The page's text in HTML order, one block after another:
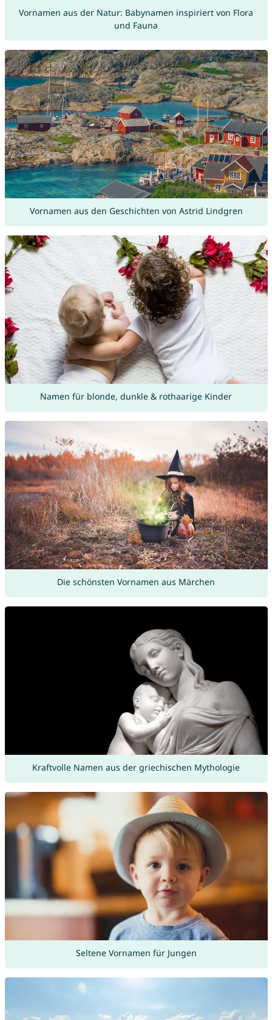
Vornamen aus der Natur: Babynamen inspiriert von Flora
und Fauna
Vornamen aus den Geschichten von Astrid Lindgren
Namen für blonde, dunkle & rothaarige Kinder
Die schönsten Vornamen aus Märchen
Kraftvolle Namen aus der griechischen Mythologie
Seltene Vornamen für Jungen